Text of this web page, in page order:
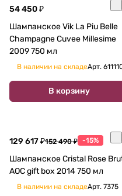
54 450 ₽
Шампанское Vik La Piu Belle
Champagne Cuvee Millesime
2009 750 мл
В наличии на складеАрт.
В корзину
129 617 ₽152 490 ₽ -15%
Шампанское Cristal Rose
AOC gift box 2014 750 мл
В наличии на складеАрт. 7375